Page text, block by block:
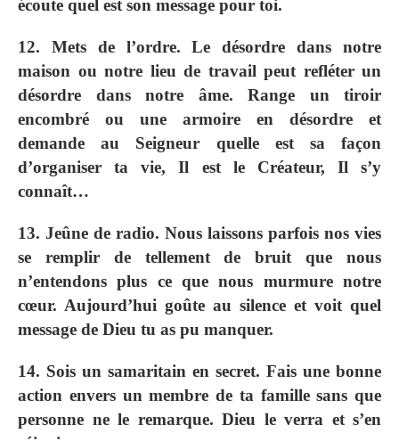
écoute quel est son message pour toi.
12. Mets de l’ordre. Le désordre dans notre
maison ou notre lieu de travail peut refléter un
désordre dans notre âme. Range un tiroir
encombré ou une armoire en désordre et
demande au Seigneur quelle est sa façon
d’organiser ta vie, Il est le Créateur, Il s’y
connaît…
13. Jeûne de radio. Nous laissons parfois nos vies
se remplir de tellement de bruit que nous
n’entendons plus ce que nous murmure notre
cœur. Aujourd’hui goûte au silence et voit quel
message de Dieu tu as pu manquer.
14. Sois un samaritain en secret. Fais une bonne
action envers un membre de ta famille sans que
personne ne le remarque. Dieu le verra et s’en